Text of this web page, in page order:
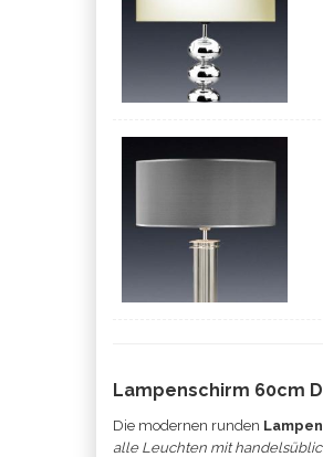
Lampenschirm 60cm
Die modernen runden
alle Leuchten mit